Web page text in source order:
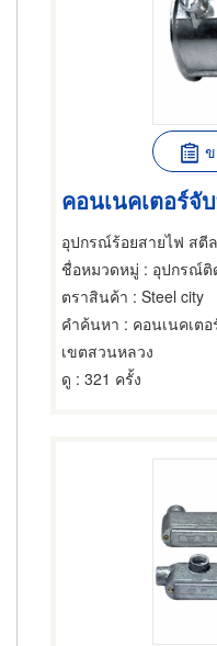
คอนเนคเตอร์จั
อุปกรณ์ร้อยสายไฟ สตี
ชื่อหมวดหมู่ : อุปกรณ์ติ
ตราสินค้า : Steel city
คำค้นหา : คอนเนคเต
เขตสวนหลวง
ดู : 321 ครั้ง